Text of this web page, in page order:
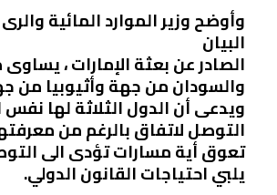
وأوضح وزير الموارد المائية
البيان
الصادر عن بعثة الإمارات ،
والسودان من جهة وأثيوبيا من
ويدعى أن الدول الثلاثة لها نفس
التوصل لاتفاق بالرغم من
تعوق أية مسارات تؤدى الى
يلبي احتياجات القانون الدولي.